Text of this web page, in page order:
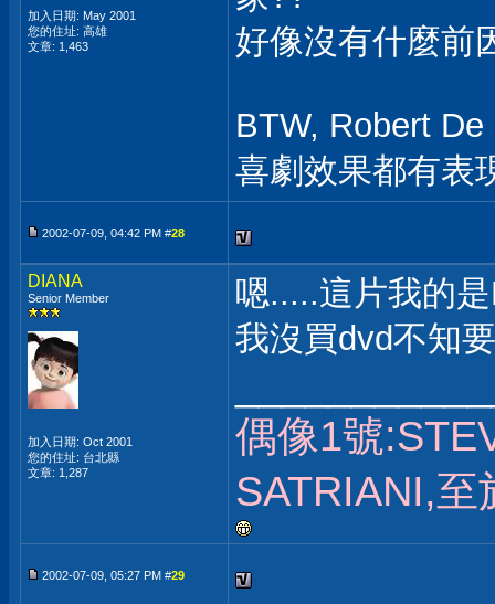
加入日期: May 2001
您的住址: 高雄
文章: 1,463
好像沒有什麼前
BTW, Robert
喜劇效果都有表
2002-07-09, 04:42 PM #28
DIANA
Senior Member
加入日期: Oct 2001
您的住址: 台北縣
文章: 1,287
嗯.....這片我的
我沒買dvd不知
偶像1號
SATRIANI,
2002-07-09, 05:27 PM #29